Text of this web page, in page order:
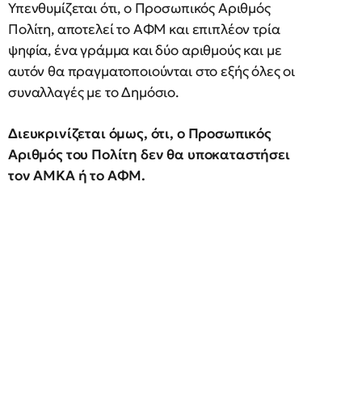
Υπενθυμίζεται ότι, ο Προσωπικός Αριθμός
Πολίτη, αποτελεί το ΑΦΜ και επιπλέον τρία
ψηφία, ένα γράμμα και δύο αριθμούς και με
αυτόν θα πραγματοποιούνται στο εξής όλες οι
συναλλαγές με το Δημόσιο.
Διευκρινίζεται όμως, ότι, ο Προσωπικός
Αριθμός του Πολίτη δεν θα υποκαταστήσει
τον ΑΜΚΑ ή το ΑΦΜ.